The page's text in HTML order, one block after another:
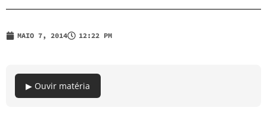
MAIO 7, 2014 12:22 PM
▶ Ouvir matéria